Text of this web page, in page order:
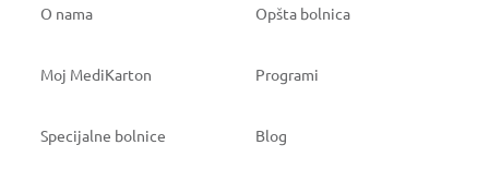
O nama Opšta bolnica
Moj MediKarton Programi
Specijalne bolnice Blog